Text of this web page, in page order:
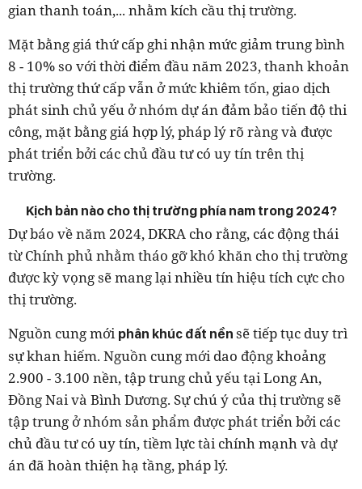
gian thanh toán,... nhằm kích cầu thị trường.
Mặt bằng giá thứ cấp ghi nhận mức giảm trung bình
8 - 10% so với thời điểm đầu năm 2023, thanh khoản
thị trường thứ cấp vẫn ở mức khiêm tốn, giao dịch
phát sinh chủ yếu ở nhóm dự án đảm bảo tiến độ thi
công, mặt bằng giá hợp lý, pháp lý rõ ràng và được
phát triển bởi các chủ đầu tư có uy tín trên thị
trường.
Kịch bản nào cho thị trường phía nam trong 2024?
Dự báo về năm 2024, DKRA cho rằng, các động thái
từ Chính phủ nhằm tháo gỡ khó khăn cho thị trường
được kỳ vọng sẽ mang lại nhiều tín hiệu tích cực cho
thị trường.
Nguồn cung mới phân khúc đất nền sẽ tiếp tục duy trì
sự khan hiếm. Nguồn cung mới dao động khoảng
2.900 - 3.100 nền, tập trung chủ yếu tại Long An,
Đồng Nai và Bình Dương. Sự chú ý của thị trường sẽ
tập trung ở nhóm sản phẩm được phát triển bởi các
chủ đầu tư có uy tín, tiềm lực tài chính mạnh và dự
án đã hoàn thiện hạ tầng, pháp lý.